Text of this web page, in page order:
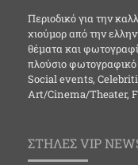
Περιοδικό για την
χιούμορ από την
θέματα και
πλούσιο
Social events,
Art/Cinema/Theater,
ΣΤΗΛΕΣ VIP